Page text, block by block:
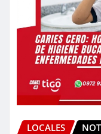
LOCALES